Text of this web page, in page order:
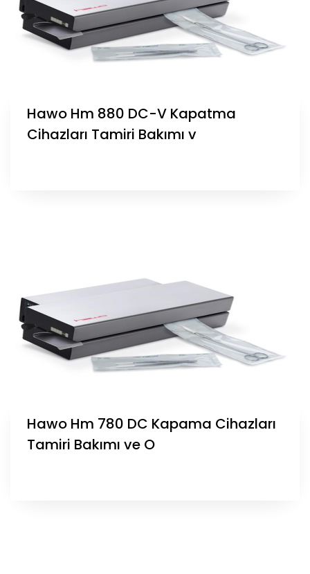
Hawo Hm 880 DC-V Kapatma
Cihazları Tamiri Bakımı v
Hawo Hm 780 DC Kapama Cihazları
Tamiri Bakımı ve O